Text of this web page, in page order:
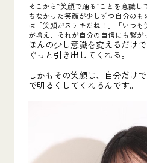
そこから“笑顔で踊る”ことを意識し
ちなかった笑顔が少しずつ自分の
は「笑顔がステキだね！」「いつも
が増え、それが自分の自信にも繋が
ほんの少し意識を変えるだけ
ぐっと引き出してくれる。
しかもその笑顔は、自分だけ
で明るくしてくれるんです。